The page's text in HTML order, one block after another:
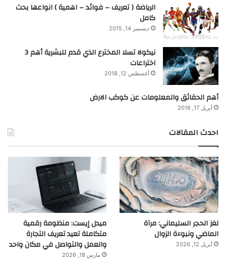
الرياضة ( تعريف – فوائد – اهمية ) انواعها بحث
كامل
ديسمبر 14, 2015
نيكولا تسلا المخترع الذي قدم للبشرية أهم 3
اختراعات
أغسطس 12, 2018
أهم الحقائق والمعلومات عن كوكب الارض
أبريل 17, 2016
احدث المقالات
لغز الحجر السليماني: مرآة
الماضي ونبوءة الزوال
أبريل 12, 2026
ميدل إيست: منظومة رقمية
متكاملة تعيد تعريف التجارة
والعمل والتواصل في مكان واحد
مارس 18, 2026